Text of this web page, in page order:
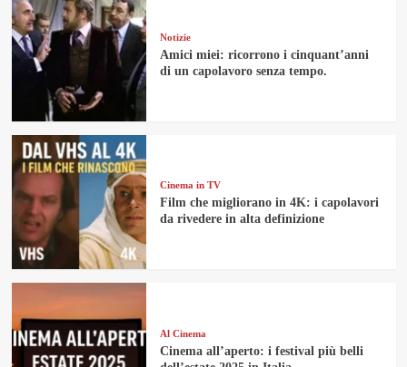
Notizie
Amici miei: ricorrono i cinquant’anni
di un capolavoro senza tempo.
Cinema in TV
Film che migliorano in 4K: i capolavori
da rivedere in alta definizione
Al Cinema
Cinema all’aperto: i festival più belli